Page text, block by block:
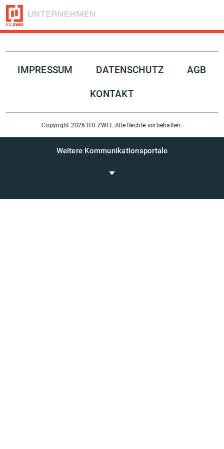
IMPRESSUM DATENSCHUTZ AGB
KONTAKT
Folge uns auf
Copyright 2026 RTLZWEI. Alle Rechte vorbehalten.
Weitere Kommunikationsportale